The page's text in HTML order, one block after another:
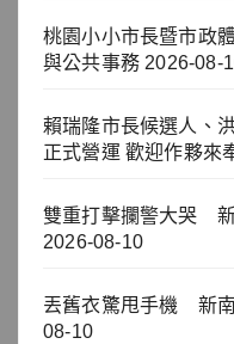
桃園小小市長暨市政
與公共事務 2026-08-
賴瑞隆市長候選人、
正式營運 歡迎作夥來
雙重打擊攔警大哭
2026-08-10
丟舊衣驚甩手機 新
08-10